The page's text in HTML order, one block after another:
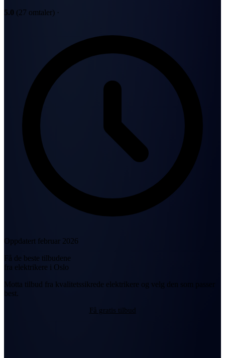
5.0 (27 omtaler) ·
Oppdatert februar 2026
Få de beste tilbudene
fra elektrikere i Oslo
Motta tilbud fra kvalitetssikrede elektrikere og velg den som passer
best.
Få gratis tilbud